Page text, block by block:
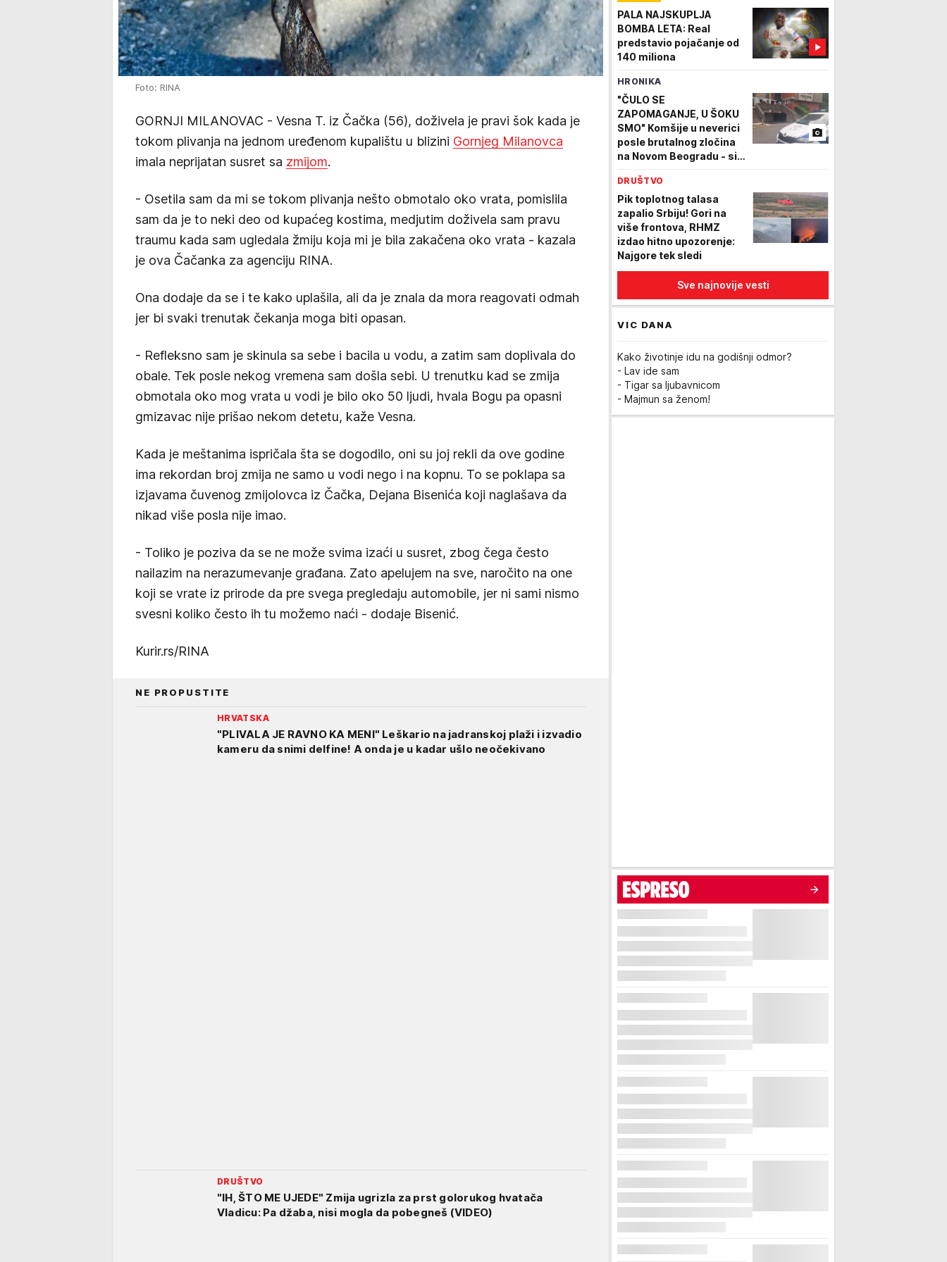
Foto: RINA
GORNJI MILANOVAC - Vesna T. iz Čačka (56), doživela je pravi šok kada je
tokom plivanja na jednom uređenom kupalištu u blizini Gornjeg Milanovca
imala neprijatan susret sa zmijom.
- Osetila sam da mi se tokom plivanja nešto obmotalo oko vrata, pomislila
sam da je to neki deo od kupaćeg kostima, medjutim doživela sam pravu
traumu kada sam ugledala žmiju koja mi je bila zakačena oko vrata - kazala
je ova Čačanka za agenciju RINA.
Ona dodaje da se i te kako uplašila, ali da je znala da mora reagovati odmah
jer bi svaki trenutak čekanja moga biti opasan.
- Refleksno sam je skinula sa sebe i bacila u vodu, a zatim sam doplivala do
obale. Tek posle nekog vremena sam došla sebi. U trenutku kad se zmija
obmotala oko mog vrata u vodi je bilo oko 50 ljudi, hvala Bogu pa opasni
gmizavac nije prišao nekom detetu, kaže Vesna.
Kada je meštanima ispričala šta se dogodilo, oni su joj rekli da ove godine
ima rekordan broj zmija ne samo u vodi nego i na kopnu. To se poklapa sa
izjavama čuvenog zmijolovca iz Čačka, Dejana Bisenića koji naglašava da
nikad više posla nije imao.
- Toliko je poziva da se ne može svima izaći u susret, zbog čega često
nailazim na nerazumevanje građana. Zato apelujem na sve, naročito na one
koji se vrate iz prirode da pre svega pregledaju automobile, jer ni sami nismo
svesni koliko često ih tu možemo naći - dodaje Bisenić.
Kurir.rs/RINA
NE PROPUSTITE
HRVATSKA
"PLIVALA JE RAVNO KA MENI" Leškario na jadranskoj plaži i izvadio
kameru da snimi delfine! A onda je u kadar ušlo neočekivano
DRUŠTVO
"IH, ŠTO ME UJEDE" Zmija ugrizla za prst golorukog hvatača
Vladicu: Pa džaba, nisi mogla da pobegneš (VIDEO)
PALA NAJSKUPLJA
BOMBA LETA: Real
predstavio pojačanje od
140 miliona
HRONIKA
"ČULO SE
ZAPOMAGANJE, U ŠOKU
SMO" Komšije u neverici
posle brutalnog zločina
na Novom Beogradu - sin
PRVE SLIKE S LICA
MESTA
DRUŠTVO
Pik toplotnog talasa
zapalio Srbiju! Gori na
više frontova, RHMZ
izdao hitno upozorenje:
Najgore tek sledi
Sve najnovije vesti
VIC DANA
Kako životinje idu na godišnji odmor?
- Lav ide sam
- Tigar sa ljubavnicom
- Majmun sa ženom!